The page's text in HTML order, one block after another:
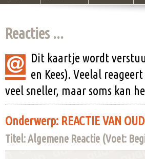
Reacties ...
Dit kaartje wordt
en Kees). Veelal
veel sneller, maar soms kan
Onderwerp: REACTIE VAN
Titel: Algemene Reactie (Voet: